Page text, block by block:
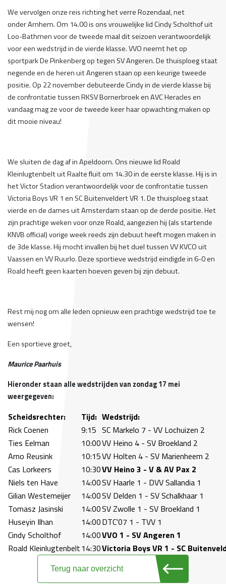
We vervolgen onze reis richting het verre Rozendaal, net
onder Arnhem. Om 14.00 is ons vrouwelijke lid Cindy Scholthof uit
Loo-Bathmen voor de tweede maal dit seizoen verantwoordelijk
voor een wedstrijd in de vierde klasse. VVO neemt het op
sportpark De Pinkenberg op tegen SV Angeren. De thuisploeg staat
negende en de heren uit Angeren staan op een keurige tweede
positie. Op 22 november debuteerde Cindy in de vierde klasse bij
de confrontatie tussen RKSV Bornerbroek en AVC Heracles en
vandaag mag ze voor de tweede keer haar opwachting maken op
dit mooie niveau!
We sluiten de dag af in Apeldoorn. Ons nieuwe lid Roald
Kleinlugtenbelt uit Raalte fluit om 14.30 in de eerste klasse. Hij is in
het Victor Stadion verantwoordelijk voor de confrontatie tussen
Victoria Boys VR 1 en SC Buitenveldert VR 1. De thuisploeg staat
vierde en de dames uit Amsterdam staan op de derde positie. Het
zijn prachtige weken voor onze Roald, aangezien hij (als startende
KNVB official) vorige week reeds zijn debuut heeft mogen maken in
de 3de klasse. Hij mocht invallen bij het duel tussen VV KVCO uit
Vaassen en VV Ruurlo. Deze sportieve wedstrijd eindigde in 6-0 en
Roald heeft geen kaarten hoeven geven bij zijn debuut.
Rest mij nog om alle leden opnieuw een prachtige wedstrijd toe te
wensen!
Een sportieve groet,
Maurice Paarhuis
Hieronder staan alle wedstrijden van zondag 17 mei
weergegeven:
Scheidsrechter: Tijd: Wedstrijd:
Rick Coenen
9:15 SC Markelo 7 - VV Lochuizen 2
Ties Eelman
10:00VV Heino 4 - SV Broekland 2
Arno Reusink
10:15VV Holten 4 - SV Marienheem 2
Cas Lorkeers
10:30VV Heino 3 - V & AV Pax 2
Niels ten Have
14:00SV Haarle 1 - DVV Sallandia 1
Gilian Westemeijer
14:00SV Delden 1 - SV Schalkhaar 1
Tomasz Jasinski
14:00SV Zwolle 1 - SV Broekland 1
Huseyin Ilhan
14:00DTC'07 1 - TVV 1
Cindy Scholthof
14:00VVO 1 - SV Angeren 1
Roald Kleinlugtenbelt14:30Victoria Boys VR 1 - SC
Terug naar overzicht